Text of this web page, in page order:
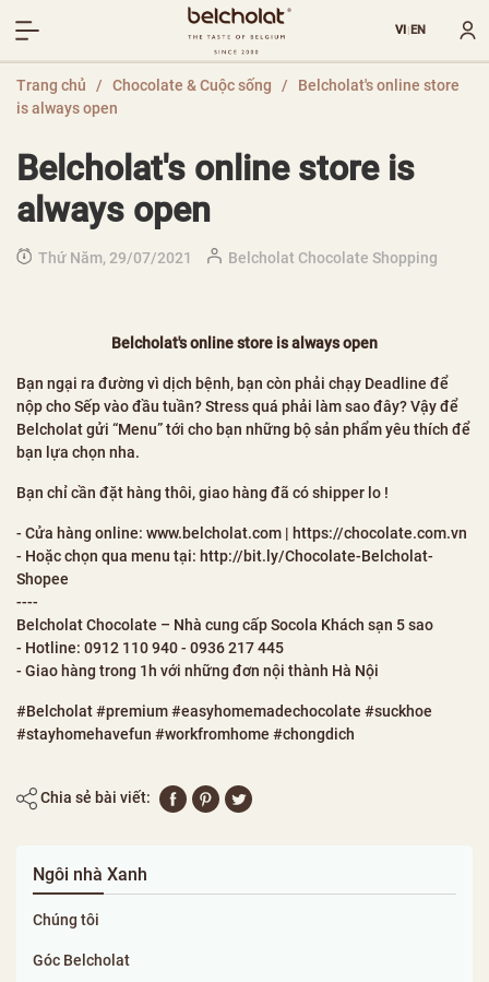
VI|EN
Trang chủ / Chocolate & Cuộc sống /
Belcholat's online store
is always open
Belcholat's online store is
always open
Thứ Năm, 29/07/2021 Belcholat Chocolate Shopping
Belcholat's online store is always open
Bạn ngại ra đường vì dịch bệnh, bạn còn phải chạy Deadline để
nộp cho Sếp vào đầu tuần? Stress quá phải làm sao đây? Vậy để
Belcholat gửi “Menu” tới cho bạn những bộ sản phẩm yêu thích để
bạn lựa chọn nha.
Bạn chỉ cần đặt hàng thôi, giao hàng đã có shipper lo !
- Cửa hàng online: www.belcholat.com | https://chocolate.com.vn
- Hoặc chọn qua menu tại: http://bit.ly/Chocolate-Belcholat-
Shopee
----
Belcholat Chocolate – Nhà cung cấp Socola Khách sạn 5 sao
- Hotline: 0912 110 940 - 0936 217 445
- Giao hàng trong 1h với những đơn nội thành Hà Nội
#Belcholat #premium #easyhomemadechocolate #suckhoe
#stayhomehavefun #workfromhome #chongdich
Chia sẻ bài viết:
Ngôi nhà Xanh
Chúng tôi
Góc Belcholat